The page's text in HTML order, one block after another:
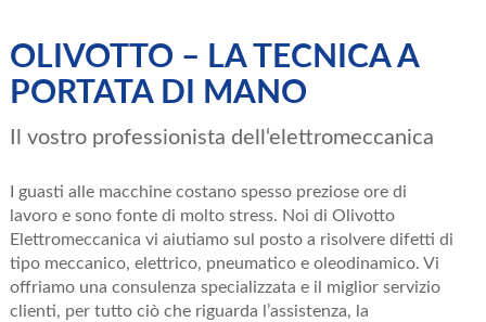
OLIVOTTO – LA TECNICA A
PORTATA DI MANO
Il vostro professionista dell‘elettromeccanica
I guasti alle macchine costano spesso preziose ore di
lavoro e sono fonte di molto stress. Noi di Olivotto
Elettromeccanica vi aiutiamo sul posto a risolvere difetti di
tipo meccanico, elettrico, pneumatico e oleodinamico. Vi
offriamo una consulenza specializzata e il miglior servizio
clienti, per tutto ciò che riguarda l’assistenza, la